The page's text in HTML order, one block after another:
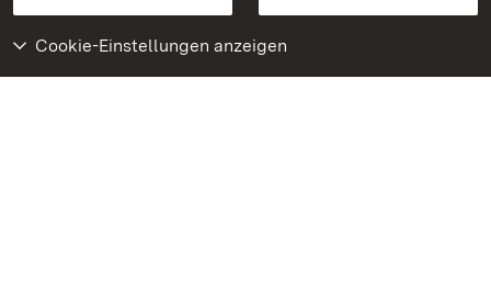
Cookie-Einstellungen anzeigen
Weiteres